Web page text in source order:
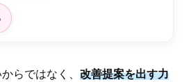
らではなく、 改善提案を出す力